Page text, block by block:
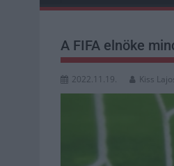
A FIFA elnöke
2022.11.19. Kiss